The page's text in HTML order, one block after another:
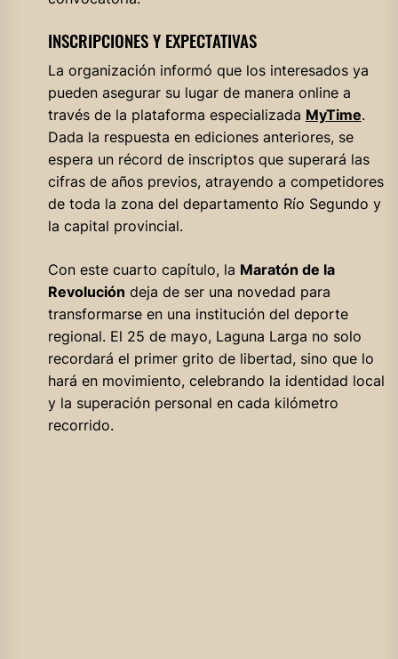
INSCRIPCIONES Y EXPECTATIVAS
La organización informó que los interesados ya
pueden asegurar su lugar de manera online a
través de la plataforma especializada MyTime.
Dada la respuesta en ediciones anteriores, se
espera un récord de inscriptos que superará las
cifras de años previos, atrayendo a competidores
de toda la zona del departamento Río Segundo y
la capital provincial.
Con este cuarto capítulo, la Maratón de la
Revolución deja de ser una novedad para
transformarse en una institución del deporte
regional. El 25 de mayo, Laguna Larga no solo
recordará el primer grito de libertad, sino que lo
hará en movimiento, celebrando la identidad local
y la superación personal en cada kilómetro
recorrido.